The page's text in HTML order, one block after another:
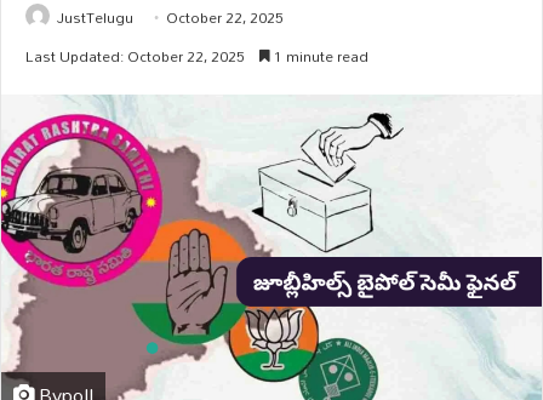
JustTelugu
October 22, 2025
Last Updated: October 22, 2025
1 minute read